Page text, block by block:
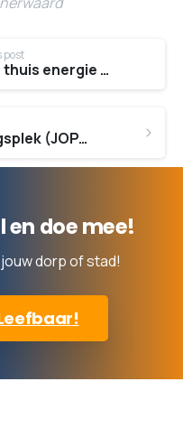
post
Tips om in de lente thuis energie te besparen
Jongeren ontmoetingsplek (JOP) in Lekkerkerk geopend
en doe mee!
dorp of stad!